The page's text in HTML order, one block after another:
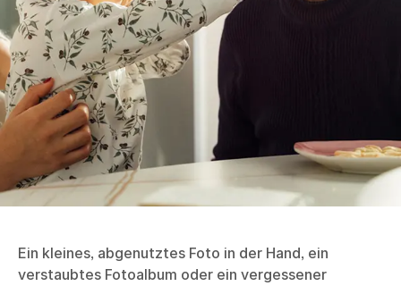
Ein kleines, abgenutztes Foto in der Hand, ein
verstaubtes Fotoalbum oder ein vergessener